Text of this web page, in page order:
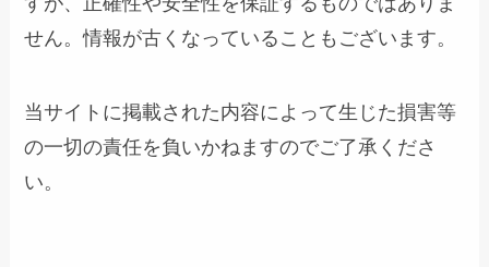
せん。情報が古くなっていることもございます。
当サイトに掲載された内容によって生じた損害等
の一切の責任を負いかねますのでご了承くださ
い。